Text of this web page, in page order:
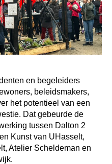
en begeleiders
beleidsmakers,
het potentieel van een
Dat gebeurde de
tussen Dalton 2
Kunst van UHasselt,
Atelier Scheldeman en